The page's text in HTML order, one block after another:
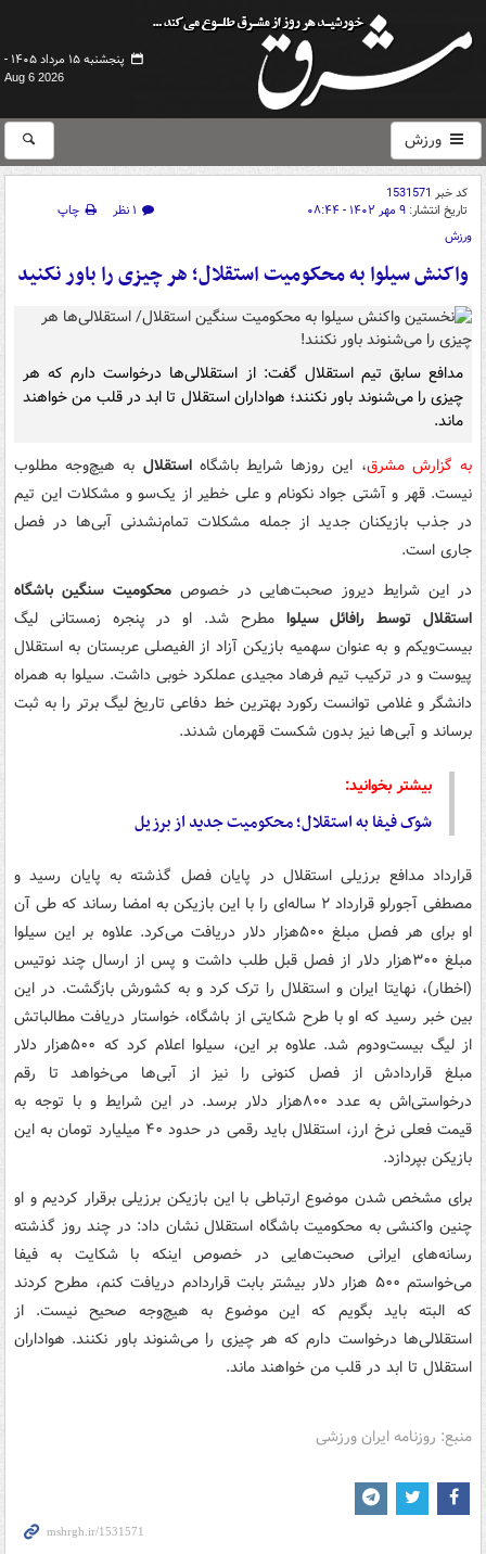
پنجشنبه ۱۵ مرداد ۱۴۰۵ -
Aug 6 2026
ورزش
کد خبر 1531571
تاریخ انتشار: ۹ مهر ۱۴۰۲ - ۰۸:۴۴ ۱ نظر
چاپ
ورزش
واکنش سیلوا به محکومیت استقلال؛ هر چیزی را باور نکنید
مدافع سابق تیم استقلال گفت: از استقلالی‌ها درخواست دارم که هر
چیزی را می‌شنوند باور نکنند؛ هواداران استقلال تا ابد در قلب من خواهند
ماند.
به گزارش مشرق، این روزها شرایط باشگاهاستقلال به هیچ‌وجه مطلوب
نیست. قهر و آشتی جواد نکونام و علی خطیر از یک‌سو و مشکلات این تیم
در جذب بازیکنان جدید از جمله مشکلات تمام‌نشدنی آبی‌ها در فصل
جاری است.
در این شرایط دیروز صحبت‌هایی در خصوص محکومیت سنگین باشگاه
استقلال توسط رافائل سیلوامطرح شد. او در پنجره زمستانی لیگ
بیست‌ویکم و به عنوان سهمیه بازیکن آزاد از الفیصلی عربستان به استقلال
پیوست و در ترکیب تیم فرهاد مجیدی عملکرد خوبی داشت. سیلوا به همراه
دانشگر و غلامی توانست رکورد بهترین خط دفاعی تاریخ لیگ برتر را به ثبت
برساند و آبی‌ها نیز بدون شکست قهرمان شدند.
بیشتر بخوانید:
شوک فیفا به استقلال؛ محکومیت جدید از برزیل
قرارداد مدافع برزیلی استقلال در پایان فصل گذشته به پایان رسید و
مصطفی آجورلو قرارداد ۲ ساله‌ای را با این بازیکن به امضا رساند که طی آن
او برای هر فصل مبلغ ۵۰۰هزار دلار دریافت می‌کرد. علاوه بر این سیلوا
مبلغ ۳۰۰هزار دلار از فصل قبل طلب داشت و پس از ارسال چند نوتیس
(اخطار)، نهایتا ایران و استقلال را ترک کرد و به کشورش بازگشت. در این
بین خبر رسید که او با طرح شکایتی از باشگاه، خواستار دریافت مطالباتش
از لیگ بیست‌ودوم شد. علاوه بر این، سیلوا اعلام کرد که ۵۰۰هزار دلار
مبلغ قراردادش از فصل کنونی را نیز از آبی‌ها می‌خواهد تا رقم
درخواستی‌اش به عدد ۸۰۰هزار دلار برسد. در این شرایط و با توجه به
قیمت فعلی نرخ ارز، استقلال باید رقمی در حدود ۴۰ میلیارد تومان به این
بازیکن بپردازد.
برای مشخص شدن موضوع ارتباطی با این بازیکن برزیلی برقرار کردیم و او
چنین واکنشی به محکومیت باشگاه استقلال نشان داد: در چند روز گذشته
رسانه‌های ایرانی صحبت‌هایی در خصوص اینکه با شکایت به فیفا
می‌خواستم ۵۰۰ هزار دلار بیشتر بابت قراردادم دریافت کنم، مطرح کردند
که البته باید بگویم که این موضوع به هیچ‌وجه صحیح نیست. از
استقلالی‌ها درخواست دارم که هر چیزی را می‌شنوند باور نکنند. هواداران
استقلال تا ابد در قلب من خواهند ماند.
منبع: روزنامه ایران ورزشی